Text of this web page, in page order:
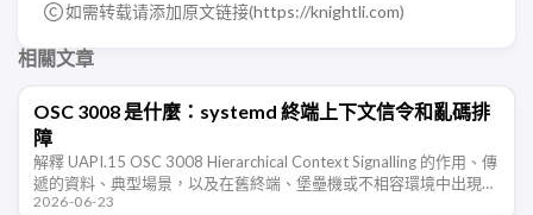
如需转载请添加原文链接(https://knightli.com)
相關文章
OSC 3008 是什麼：systemd 終端上下文信令和亂碼排
障
解釋 UAPI.15 OSC 3008 Hierarchical Context Signalling 的作用、傳
遞的資料、典型場景，以及在舊終端、堡壘機或不相容環境中出現亂
碼時的排查和禁用方法。
2026-06-23